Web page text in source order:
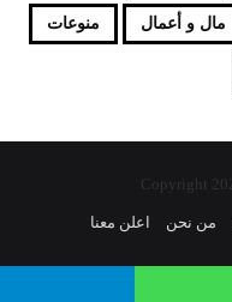
مال و أعمال منوعات
من نحن اعلن معنا